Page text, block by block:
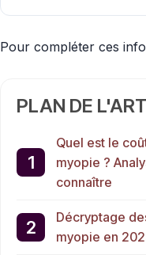
Pour compléter ces
PLAN DE
Quel est le
myopie ?
connaître
Décryptage
myopie en